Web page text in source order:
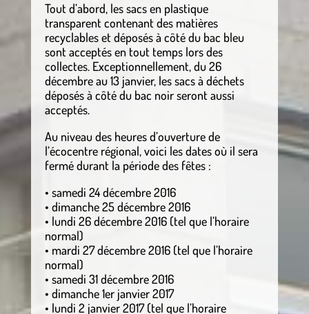
Tout d’abord, les sacs en plastique
transparent contenant des matières
recyclables et déposés à côté du bac bleu
sont acceptés en tout temps lors des
collectes. Exceptionnellement, du 26
décembre au 13 janvier, les sacs à déchets
déposés à côté du bac noir seront aussi
acceptés.
Au niveau des heures d’ouverture de
l’écocentre régional, voici les dates où il sera
fermé durant la période des fêtes :
• samedi 24 décembre 2016
• dimanche 25 décembre 2016
• lundi 26 décembre 2016 (tel que l’horaire
normal)
• mardi 27 décembre 2016 (tel que l’horaire
normal)
• samedi 31 décembre 2016
• dimanche 1er janvier 2017
• lundi 2 janvier 2017 (tel que l’horaire